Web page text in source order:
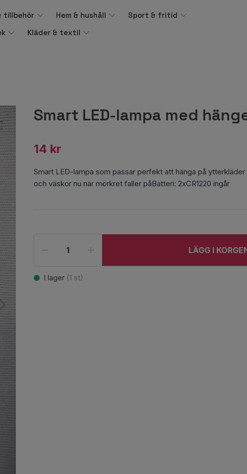
tillbehör Hem & hushåll
Sport & fritid
Kläder & textil
Smart LED-lampa med
14 kr
Smart LED-lampa som passar perfekt att hänga på ytterkläder
och väskor nu när mörkret faller påBatteri: 2xCR1220 ingår
LÄGG I
I lager (1 st)